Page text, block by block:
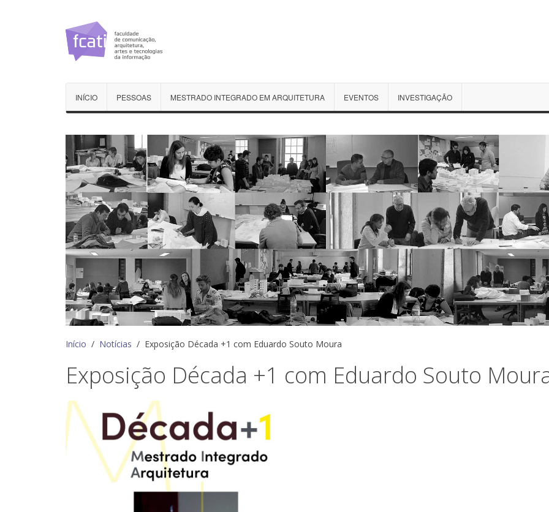
INÍCIO PESSOAS MESTRADO INTEGRADO EM ARQUITETURA EVENTOS INVESTIGAÇÃO
Início Notícias Exposição Década +1 com Eduardo Souto Moura
Exposição Década +1 com Eduardo Souto